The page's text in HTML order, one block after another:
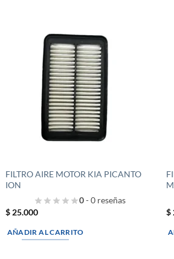
FILTRO AIRE MOTOR KIA PICANTO
ION
0- 0 reseñas
$ 25.000
AÑADIR AL CARRITO
$